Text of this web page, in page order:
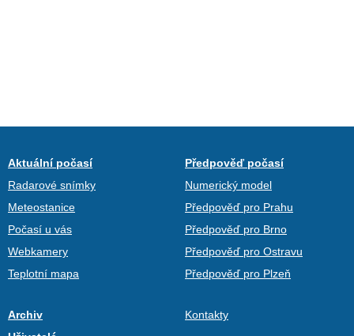
Aktuální počasí
Radarové snímky
Meteostanice
Počasí u vás
Webkamery
Teplotní mapa
Předpověď počasí
Numerický model
Předpověď pro Prahu
Předpověď pro Brno
Předpověď pro Ostravu
Předpověď pro Plzeň
Archiv
Kontakty